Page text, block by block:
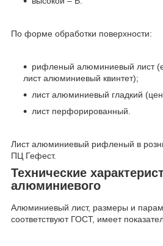
По форме обработки поверхности:
рифленый алюминиевый лист
лист алюминиевый квинтет);
лист алюминиевый гладкий
лист перфорированный.
Лист алюминиевый рифленый в
ПЦ Гефест.
Технические
алюминиевого
Алюминиевый лист, размеры и
соответствуют ГОСТ, имеет